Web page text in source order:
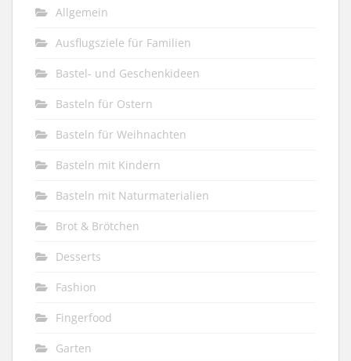
Allgemein
Ausflugsziele für Familien
Bastel- und Geschenkideen
Basteln für Ostern
Basteln für Weihnachten
Basteln mit Kindern
Basteln mit Naturmaterialien
Brot & Brötchen
Desserts
Fashion
Fingerfood
Garten